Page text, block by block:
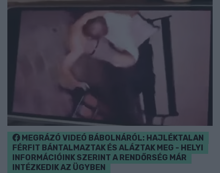
MEGRÁZÓ VIDEÓ BÁBOLNÁRÓL: HAJLÉKTALAN
FÉRFIT BÁNTALMAZTAK ÉS ALÁZTAK MEG - HELYI
INFORMÁCIÓINK SZERINT A RENDŐRSÉG MÁR
INTÉZKEDIK AZ ÜGYBEN